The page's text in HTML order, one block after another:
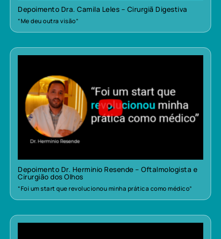
Depoimento Dra. Camila Leles – Cirurgiã Digestiva
“Me deu outra visão”
Depoimento Dr. Herminio Resende – Oftalmologista e
Cirurgião dos Olhos
“Foi um start que revolucionou minha prática como médico”